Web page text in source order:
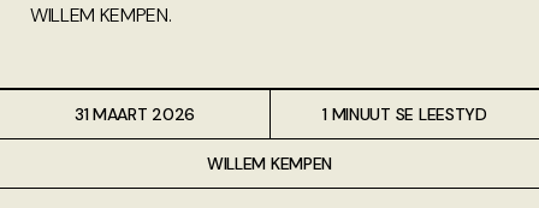
WILLEM KEMPEN.
31 MAART 2026
WILLEM KEMPEN
1 MINUUT SE LEESTYD